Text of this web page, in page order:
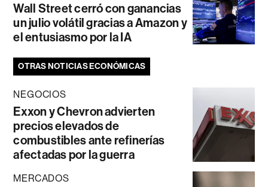
Wall Street cerró con ganancias
un julio volátil gracias a Amazon y
el entusiasmo por la IA
OTRAS NOTICIAS ECONÓMICAS
NEGOCIOS
Exxon y Chevron advierten
precios elevados de
combustibles ante refinerías
afectadas por la guerra
MERCADOS